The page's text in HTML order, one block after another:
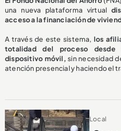
una nueva plataforma virtual
acceso a la financiación de
A través de este sistema, los
totalidad del proceso desde
dispositivo móvil, sin necesidad
atención presencial y haciendo el
Local